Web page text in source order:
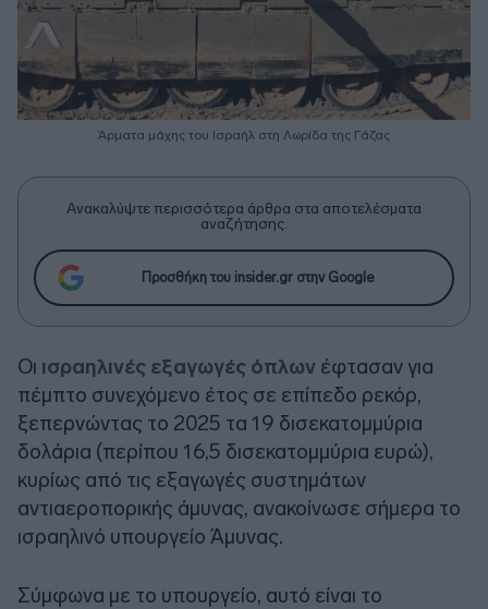
Άρματα μάχης του Ισραήλ στη Λωρίδα της Γάζας
Ανακαλύψτε περισσότερα άρθρα στα αποτελέσματα
αναζήτησης.
Προσθήκη του insider.gr στην Google
Οι ισραηλινές εξαγωγές όπλων έφτασαν για
πέμπτο συνεχόμενο έτος σε επίπεδο ρεκόρ,
ξεπερνώντας το 2025 τα 19 δισεκατομμύρια
δολάρια (περίπου 16,5 δισεκατομμύρια ευρώ),
κυρίως από τις εξαγωγές συστημάτων
αντιαεροπορικής άμυνας, ανακοίνωσε σήμερα το
ισραηλινό υπουργείο Άμυνας.
Σύμφωνα με το υπουργείο, αυτό είναι το